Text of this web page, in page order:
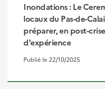
Inondations : Le
locaux du Pas-de-
préparer, en post-
d'expérience
Publié le 22/10/2025